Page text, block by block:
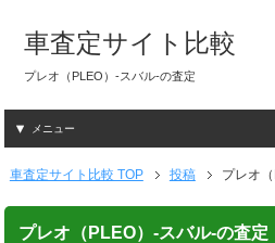
車査定サイト比較
プレオ（PLEO）-スバル-の査定
メニュー
車査定サイト比較 TOP 投稿 プレオ
プレオ（PLEO）-スバル-の査定